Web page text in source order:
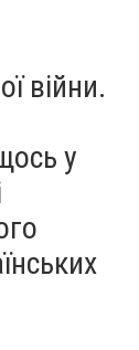
війни.
у